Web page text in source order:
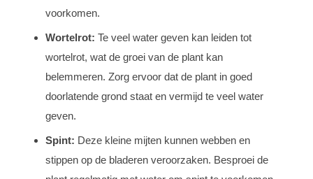
voorkomen.
Wortelrot: Te veel water geven kan leiden tot
wortelrot, wat de groei van de plant kan
belemmeren. Zorg ervoor dat de plant in goed
doorlatende grond staat en vermijd te veel water
geven.
Spint: Deze kleine mijten kunnen webben en
stippen op de bladeren veroorzaken. Besproei de